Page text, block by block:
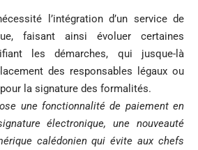
l’intégration d’un service de
faisant ainsi évoluer certaines
les démarches, qui jusque-là
des responsables légaux ou
la signature des formalités.
une fonctionnalité de paiement en
électronique, une nouveauté
calédonien qui évite aux chefs